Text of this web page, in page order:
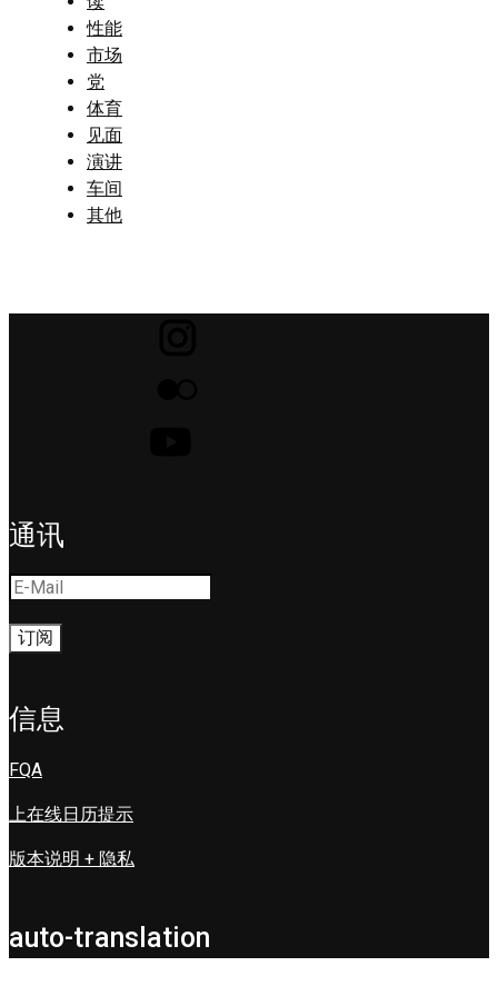
性能
市场
党
体育
见面
演讲
车间
其他
通讯
信息
FQA
上在线日历提示
版本说明 + 隐私
auto-translation